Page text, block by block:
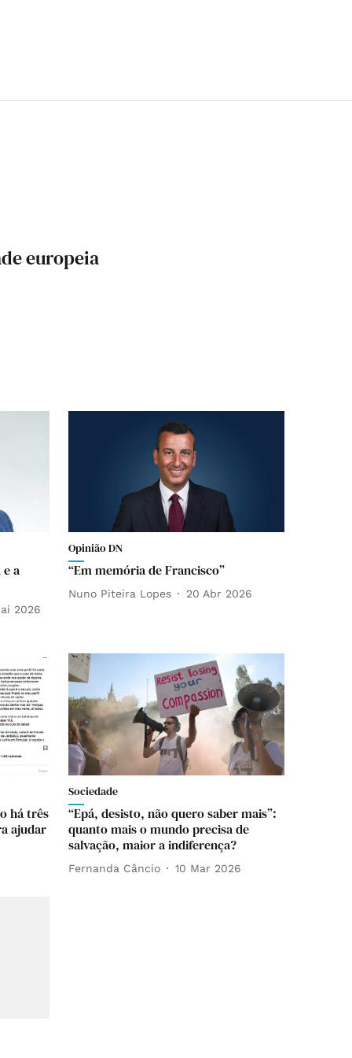
europeia
a
2026
Opinião DN
“Em memória de Francisco”
Nuno Piteira Lopes 20 Abr 2026
há três
ajudar
Sociedade
“Epá, desisto, não quero saber mais”:
quanto mais o mundo precisa de
salvação, maior a indiferença?
Fernanda Câncio 10 Mar 2026